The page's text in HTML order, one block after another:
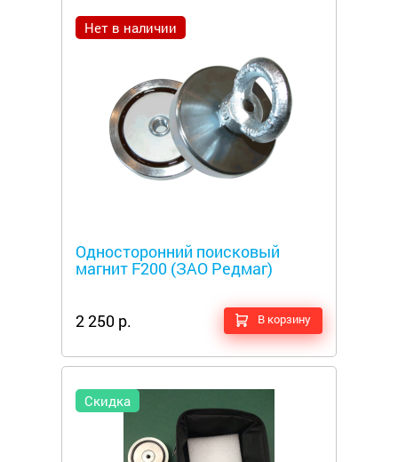
Нет в наличии
Односторонний поисковый
магнит F200 (ЗАО Редмаг)
2 250 р. В корзину
Скидка